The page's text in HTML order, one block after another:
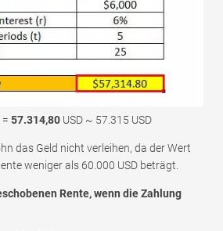
= 57.314,80 USD ~ 57.315 USD
das Geld nicht verleihen, da der Wert
weniger als 60.000 USD beträgt.
Rente, wenn die Zahlung